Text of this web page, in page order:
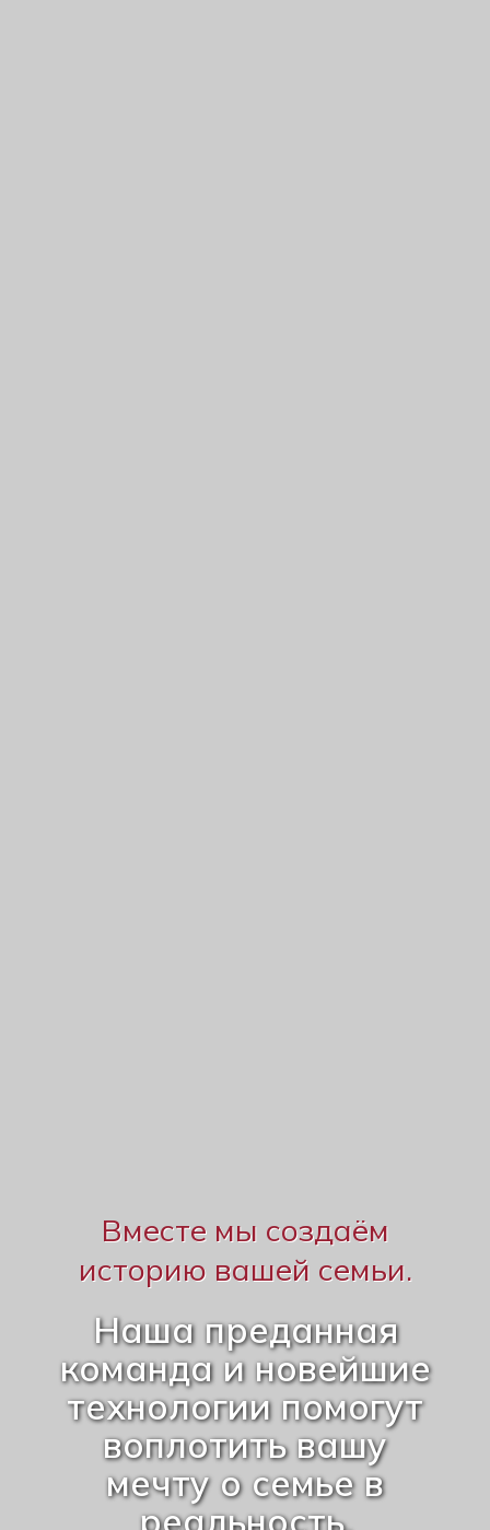
Вместе мы создаём
историю вашей семьи.
Наша преданная
команда и новейшие
технологии помогут
воплотить вашу
мечту о семье в
реальность.